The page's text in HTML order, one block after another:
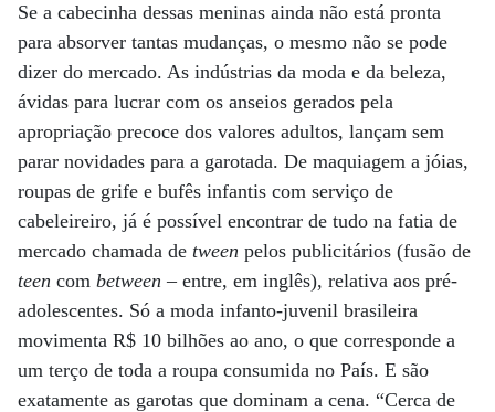
Se a cabecinha dessas meninas ainda não está pronta
para absorver tantas mudanças, o mesmo não se pode
dizer do mercado. As indústrias da moda e da beleza,
ávidas para lucrar com os anseios gerados pela
apropriação precoce dos valores adultos, lançam sem
parar novidades para a garotada. De maquiagem a jóias,
roupas de grife e bufês infantis com serviço de
cabeleireiro, já é possível encontrar de tudo na fatia de
mercado chamada de tween pelos publicitários (fusão de
teen com between – entre, em inglês), relativa aos pré-
adolescentes. Só a moda infanto-juvenil brasileira
movimenta R$ 10 bilhões ao ano, o que corresponde a
um terço de toda a roupa consumida no País. E são
exatamente as garotas que dominam a cena. “Cerca de